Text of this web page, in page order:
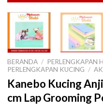
BERANDA / PERLENGKAPAN
PERLENGKAPAN KUCING /
Kanebo Kucing
cm Lap Grooming